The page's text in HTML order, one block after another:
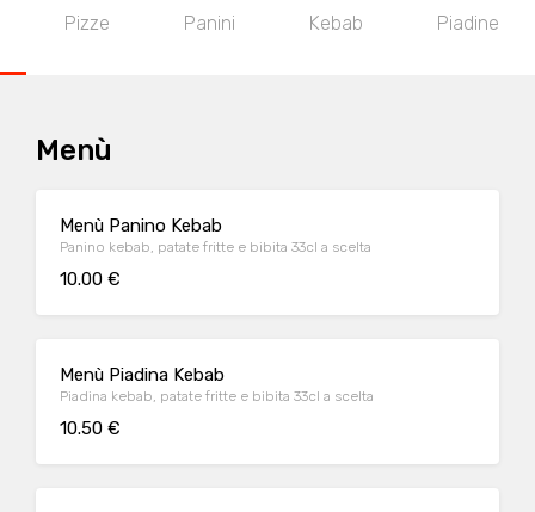
Pizze Panini Kebab Piadine
Menù
Menù Panino Kebab
Panino kebab, patate fritte e bibita 33cl a scelta
10.00 €
Menù Piadina Kebab
Piadina kebab, patate fritte e bibita 33cl a scelta
10.50 €